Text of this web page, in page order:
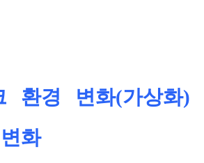
환경 변화(가상화)
화